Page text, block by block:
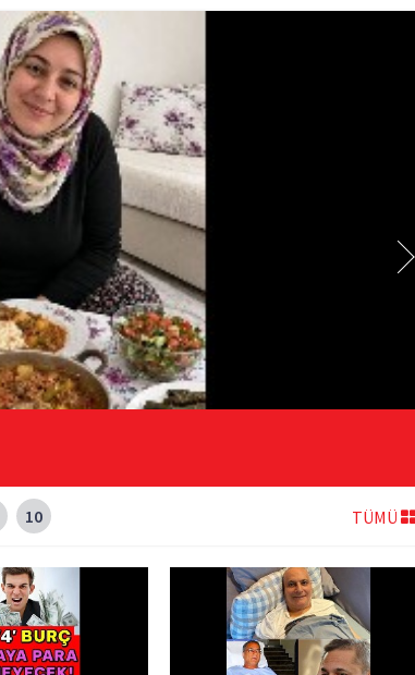
10 TÜMÜ